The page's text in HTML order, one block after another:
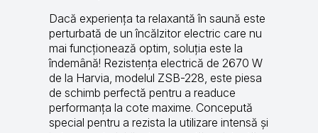
Dacă experiența ta relaxantă în saună este
perturbată de un încălzitor electric care nu
mai funcționează optim, soluția este la
îndemână! Rezistența electrică de 2670 W
de la Harvia, modelul ZSB-228, este piesa
de schimb perfectă pentru a readuce
performanța la cote maxime. Concepută
special pentru a rezista la utilizare intensă și